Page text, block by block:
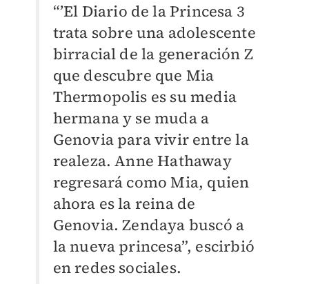
“’El Diario de la Princesa 3
trata sobre una adolescente
birracial de la generación Z
que descubre que Mia
Thermopolis es su media
hermana y se muda a
Genovia para vivir entre la
realeza. Anne Hathaway
regresará como Mia, quien
ahora es la reina de
Genovia. Zendaya buscó a
la nueva princesa”, escirbió
en redes sociales.